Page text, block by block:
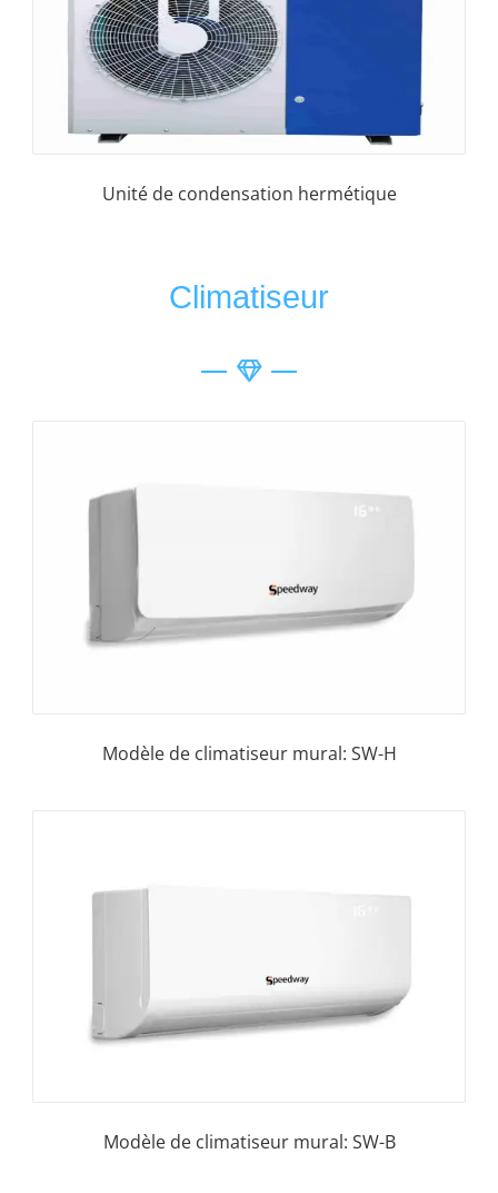
Unité de condensation hermétique
Climatiseur
Modèle de climatiseur mural: SW-H
Modèle de climatiseur mural: SW-B